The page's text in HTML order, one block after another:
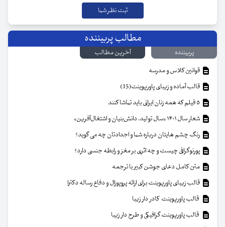
مطالب پربیننده
پربیننده
آخرین مطالب
قوانین کلاس و مدرسه
قالب آماده و زیبای پاورپوینت(15)
شعار سال ۱۴۰۱ «سال تولید، دانش‌بنیان و اشتغال‌آفرین»
رنگ چشم هایتان درباره شما و اجدادتان چه می گوید؟
پورنوگرافی چیست و چه اثری بر مغز و رابطه جنسی دارد؟
متن کامل دعای جوشن کبیر با ترجمه
قالب زیبای پاورپوینت برای ارائه پروپوزال و دفاع رساله دکترا
قالب پاورپوینت کادر دار زیبا
قالب پاورپوینت گرافیکی و طرح دار زیبا